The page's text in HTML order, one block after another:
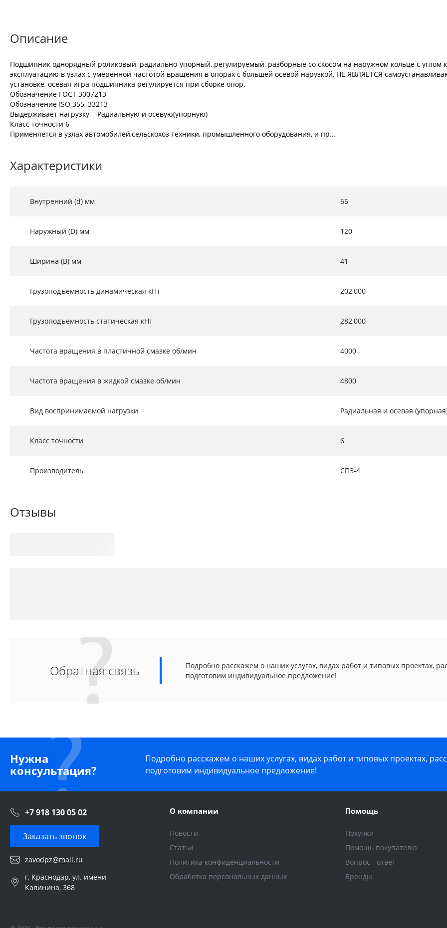
Описание
Подшипник однорядный роликовый, радиально-упорный, регулируемый, разборные со скосом на наружном кольце с углом
эксплуатацию в узлах с умеренной частотой вращения в опорах с большей осевой нарузкой, НЕ ЯВЛЯЕТСЯ
установке, осевая игра подшипника регулируется при сборке опор.
Обозначение ГОСТ 3007213
Обозначение ISO 355, 33213
Выдерживает нагрузку Радиальную и осевую(упорную)
Класс точности 6
Применяется в узлах автомобилей,сельскохоз техники, промышленного оборудования, и пр...
Характеристики
Внутренний (d) мм 65
Наружный (D) мм 120
Ширина (B) мм 41
Грузоподъемность динамическая кНт 202,000
Грузоподъемность статическая кНт 282,000
Частота вращения в пластичной смазке об/мин 4000
Частота вращения в жидкой смазке об/мин 4800
Вид воспринимаемой нагрузки Радиальная и осевая
Класс точности 6
Производитель СПЗ-4
Отзывы
Обратная связь
Подробно расскажем о наших услугах, видах работ и типовых проектах,
подготовим индивидуальное предложение!
Нужна
консультация?
Подробно расскажем о наших услугах, видах работ и типовых проектах,
подготовим индивидуальное предложение!
+7 918 130 05 02
Заказать звонок
zavodpz@mail.ru
г. Краснодар, ул. имени
Калинина, 368
О компании
Новости
Статьи
Политика конфиденциальности
Обработка персональных данных
Помощь
Покупки
Помощь покупателю
Вопрос - ответ
Бренды